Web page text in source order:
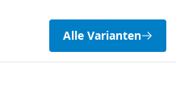
Alle Varianten